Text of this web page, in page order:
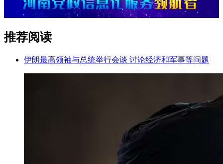
推荐阅读
伊朗最高领袖与总统举行会谈 讨论经济和军事等问题